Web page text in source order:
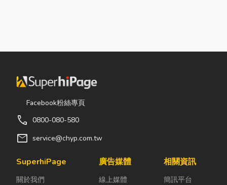
Facebook粉絲專頁
call 0800-080-580
mail service@chyp.com.tw
SuperhiPage
關於我們
廣告媒體
線上媒體
相關資訊
簡訊平台